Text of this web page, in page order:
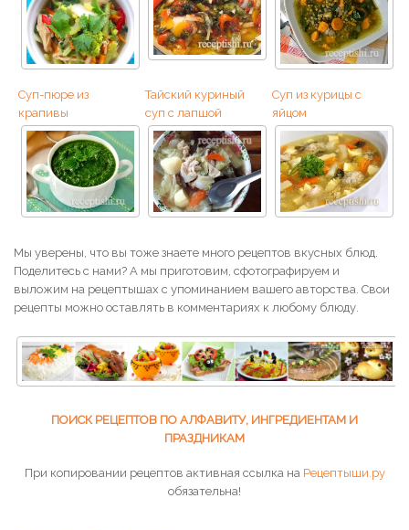
Суп-пюре из
крапивы
Тайский куриный
суп с лапшой
Суп из курицы с
яйцом
Мы уверены, что вы тоже знаете много рецептов вкусных блюд.
Поделитесь с нами? А мы приготовим, сфотографируем и
выложим на рецептышах с упоминанием вашего авторства. Свои
рецепты можно оставлять в комментариях к любому блюду.
ПОИСК РЕЦЕПТОВ ПО АЛФАВИТУ, ИНГРЕДИЕНТАМ И
ПРАЗДНИКАМ
При копировании рецептов активная ссылка на Рецептыши.ру
обязательна!